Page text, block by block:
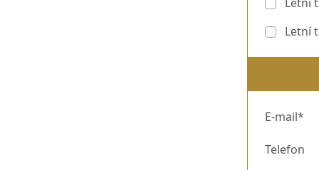
Letní
Letní
E-mail*
Telefon